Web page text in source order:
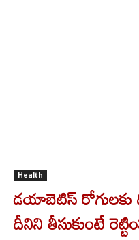
Health
డయాబెటిస్‌ రోగులకు
దీనిని తీసుకుంటే